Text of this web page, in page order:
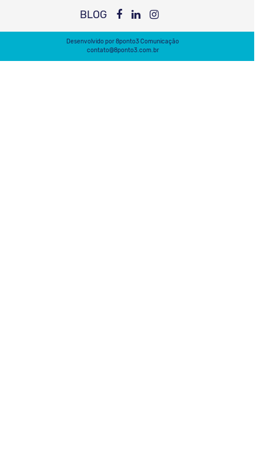
BLOG
Desenvolvido por8ponto3 Comunicação
contato@8ponto3.com.br